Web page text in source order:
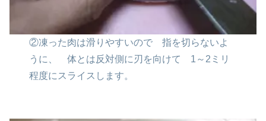
②凍った肉は滑りやすいので 指を切らないよ
うに、
体とは反対側に刃を向けて
1～2ミリ
程度にスライスします。